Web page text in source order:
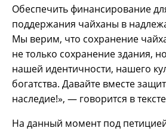
Обеспечить финансирование
поддержания чайханы в
Мы верим, что сохранение
не только сохранение здания,
нашей идентичности, нашего
богатства. Давайте вместе
наследие!», — говорится в
На данный момент под